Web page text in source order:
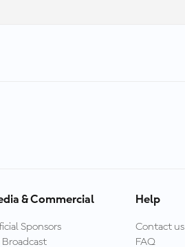
& Commercial
Sponsors
Broadcast
Help
Contact us
FAQ